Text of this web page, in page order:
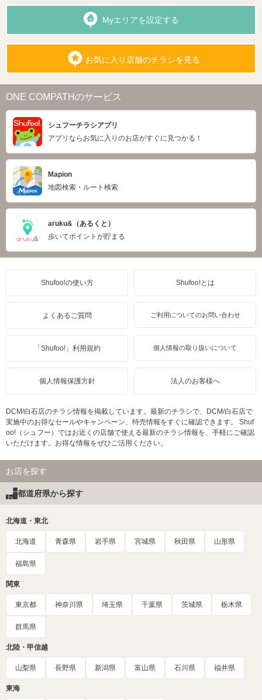
Myエリアを設定する
お気に入り店舗のチラシを見る
ONE COMPATHのサービス
シュフーチラシアプリ
アプリならお気に入りのお店がすぐに見つかる！
Mapion
地図検索・ルート検索
aruku&（あるくと）
歩いてポイントが貯まる
Shufoo!の使い方 Shufoo!とは
よくあるご質問 ご利用についてのお問い合わせ
「Shufoo!」利用規約 個人情報の取り扱いについて
個人情報保護方針 法人のお客様へ
DCM/白石店のチラシ情報を掲載しています。最新のチラシで、DCM/白石店で
実施中のお得なセールやキャンペーン、特売情報をすぐに確認できます。 Shuf
oo!（シュフー）ではお近くの店舗で使える最新のチラシ情報を、手軽にご確認
いただけます。お得な情報をぜひご活用ください。
お店を探す
都道府県から探す
北海道・東北
北海道 青森県 岩手県 宮城県 秋田県 山形県
福島県
関東
東京都 神奈川県 埼玉県 千葉県 茨城県 栃木県
群馬県
北陸・甲信越
山梨県 長野県 新潟県 富山県 石川県 福井県
東海